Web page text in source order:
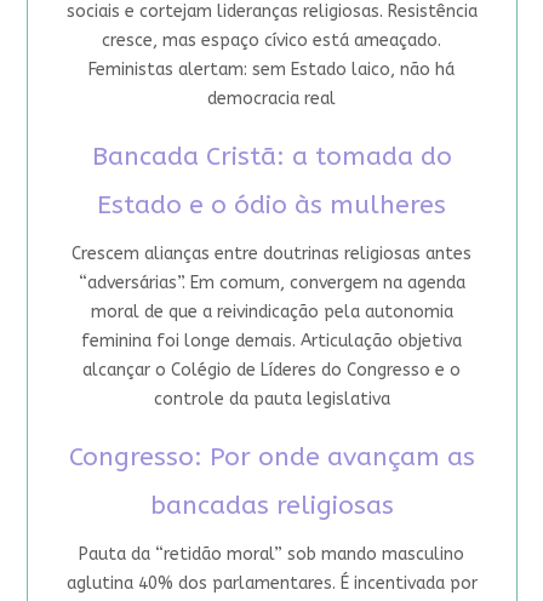
sociais e cortejam lideranças religiosas. Resistência
cresce, mas espaço cívico está ameaçado.
Feministas alertam: sem Estado laico, não há
democracia real
Bancada Cristã: a tomada do
Estado e o ódio às mulheres
Crescem alianças entre doutrinas religiosas antes
“adversárias”. Em comum, convergem na agenda
moral de que a reivindicação pela autonomia
feminina foi longe demais. Articulação objetiva
alcançar o Colégio de Líderes do Congresso e o
controle da pauta legislativa
Congresso: Por onde avançam as
bancadas religiosas
Pauta da “retidão moral” sob mando masculino
aglutina 40% dos parlamentares. É incentivada por